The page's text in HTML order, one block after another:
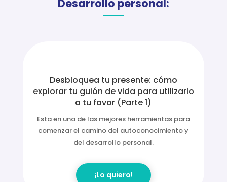
Desbloquea tu presente: cómo
explorar tu guión de vida para utilizarlo
a tu favor (Parte 1)
Esta en una de las mejores herramientas para
del desarrollo personal.